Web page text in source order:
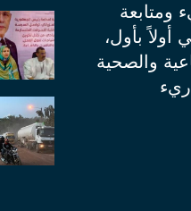
ومتابعة
أولاً بأول،
والصحية